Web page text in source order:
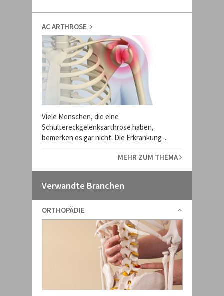
AC ARTHROSE
Viele Menschen, die eine
Schultereckgelenksarthrose haben,
bemerken es gar nicht. Die Erkrankung ...
MEHR ZUM THEMA
Verwandte Branchen
ORTHOPÄDIE